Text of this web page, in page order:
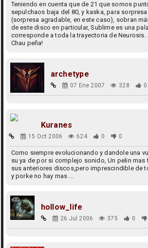
Teniendo en cuenta que de 21 que somos
sepulchaos baja del 80, y kaska, para
(sorpresa agradable, en este caso), sobran
de este disco en particular, Sublime es una
corresponde a toda la trayectoria de Neurosis.
Chau peña!
archetype
07 Ene 2007 328 0
Kuranes
15 Oct 2006 624 0 0
Como siempre evolucionando y dandole una
su ya de por si complejo sonido, Un pelin
sus anteriores discos,pero imprescindible de
y porke no hay mas ...
hollow_life
26 Jul 2006 375 0